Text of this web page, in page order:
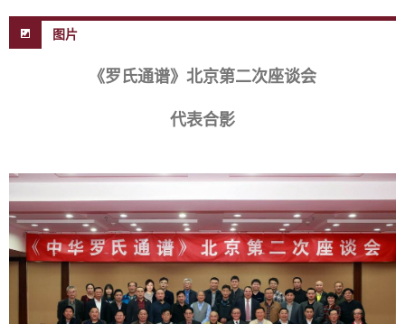
图片
《罗氏通谱》北京第二次座谈会
代表合影